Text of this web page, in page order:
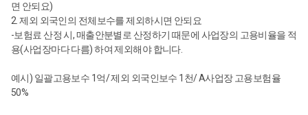
면 안되요)
2. 제외 외국인의 전체보수를 제외하시면 안되요
-보험료 산정 시, 매출안분별로 산정하기 때문에 사업장의 고용비율을 적
용(사업장마다 다름) 하여 제외해야 합니다.
예시) 일괄고용보수 1억/ 제외 외국인보수 1천/ A사업장 고용보험율
50%